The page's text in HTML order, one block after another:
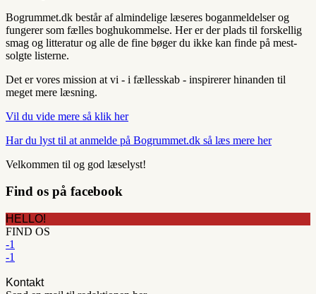
Bogrummet.dk består af almindelige læseres boganmeldelser og
fungerer som fælles boghukommelse. Her er der plads til forskellig
smag og litteratur og alle de fine bøger du ikke kan finde på mest-
solgte listerne.
Det er vores mission at vi - i fællesskab - inspirerer hinanden til
meget mere læsning.
Vil du vide mere så klik her
Har du lyst til at anmelde på Bogrummet.dk så læs mere her
Velkommen til og god læselyst!
Find os på facebook
HELLO!
FIND OS
-1
-1
Kontakt